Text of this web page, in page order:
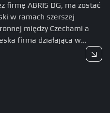
firmę ABRIS DG, ma zostać
w ramach szerszej
między Czechami a
firma działająca w...